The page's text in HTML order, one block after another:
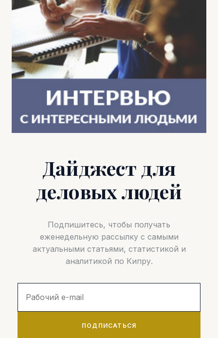
Дайджест для
деловых людей
Подпишитесь, чтобы получать
еженедельную рассылку с самыми
актуальными статьями, статистикой и
аналитикой по Кипру.
ПОДПИСАТЬСЯ